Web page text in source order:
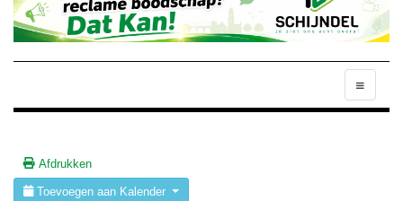
Afdrukken
Toevoegen aan Kalender